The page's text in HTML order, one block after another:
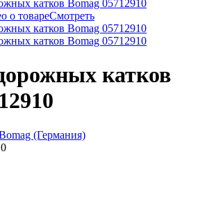
Смотреть
катков
(Германия)